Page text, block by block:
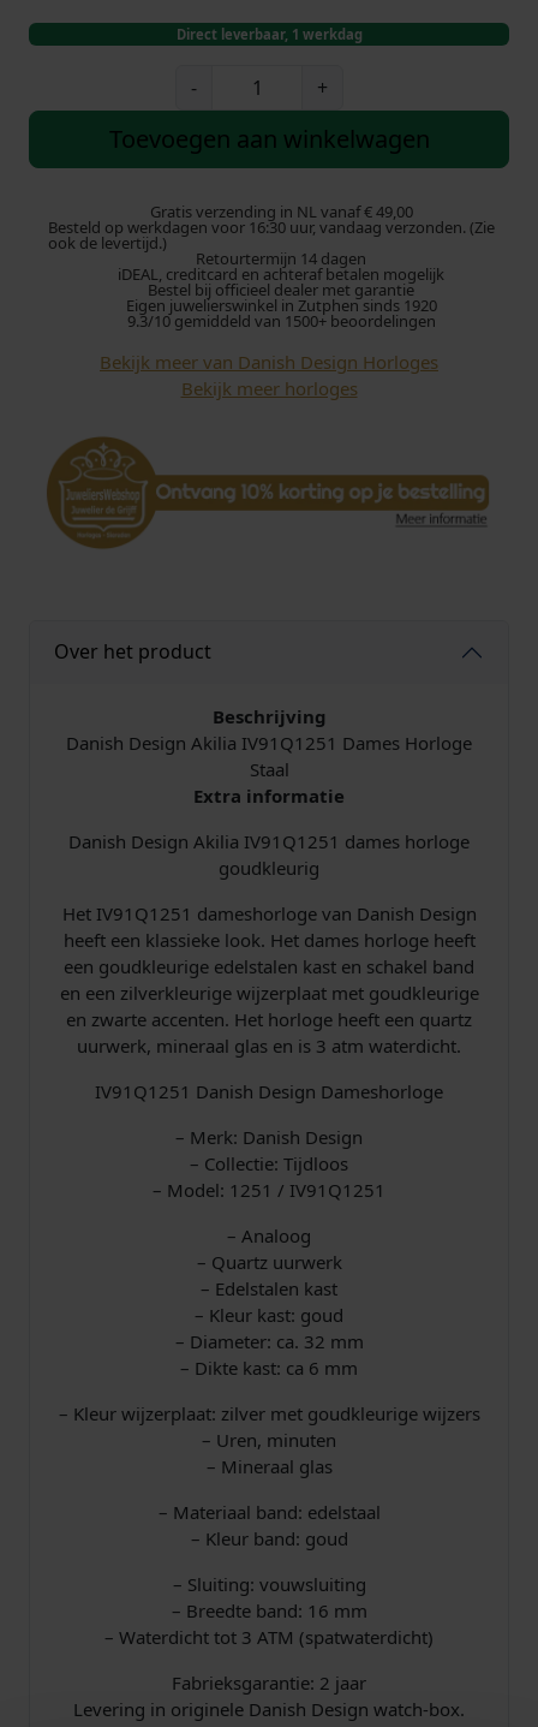
Direct leverbaar, 1 werkdag
-
n
h
D
s
i
n
1
1
A
h
l
I
1
Q
1
2
5
1
a
n
a
+
Toevoegen aan winkelwagen
Gratis verzending in NL vanaf € 49,00
Besteld op werkdagen voor 16:30 uur, vandaag verzonden. (Zie
ook de levertijd.)
Retourtermijn 14 dagen
iDEAL, creditcard en achteraf betalen mogelijk
Bestel bij officieel dealer met garantie
Eigen juwelierswinkel in Zutphen sinds 1920
9.3/10 gemiddeld van 1500+ beoordelingen
Bekijk meer van Danish Design Horloges
Bekijk meer horloges
Over het product
Beschrijving
Danish Design Akilia IV91Q1251 Dames Horloge
Staal
Extra informatie
Danish Design Akilia IV91Q1251 dames horloge
goudkleurig
Het IV91Q1251 dameshorloge van Danish Design
heeft een klassieke look. Het dames horloge heeft
een goudkleurige edelstalen kast en schakel band
en een zilverkleurige wijzerplaat met goudkleurige
en zwarte accenten. Het horloge heeft een quartz
uurwerk, mineraal glas en is 3 atm waterdicht.
IV91Q1251 Danish Design Dameshorloge
– Merk: Danish Design
– Collectie: Tijdloos
– Model: 1251 / IV91Q1251
– Analoog
– Quartz uurwerk
– Edelstalen kast
– Kleur kast: goud
– Diameter: ca. 32 mm
– Dikte kast: ca 6 mm
– Kleur wijzerplaat: zilver met goudkleurige wijzers
– Uren, minuten
– Mineraal glas
– Materiaal band: edelstaal
– Kleur band: goud
– Sluiting: vouwsluiting
– Breedte band: 16 mm
– Waterdicht tot 3 ATM (spatwaterdicht)
Fabrieksgarantie: 2 jaar
Levering in originele Danish Design watch-box.